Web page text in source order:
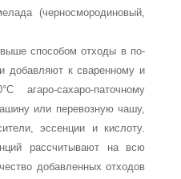
(черносмородиновый,
выше способом отходы в по­
добавляют к сваренному и
агаро-сахаро-паточному
или перевозную чашу,
эссенции и кислоту.
рассчитывают на всю
добавленных отходов